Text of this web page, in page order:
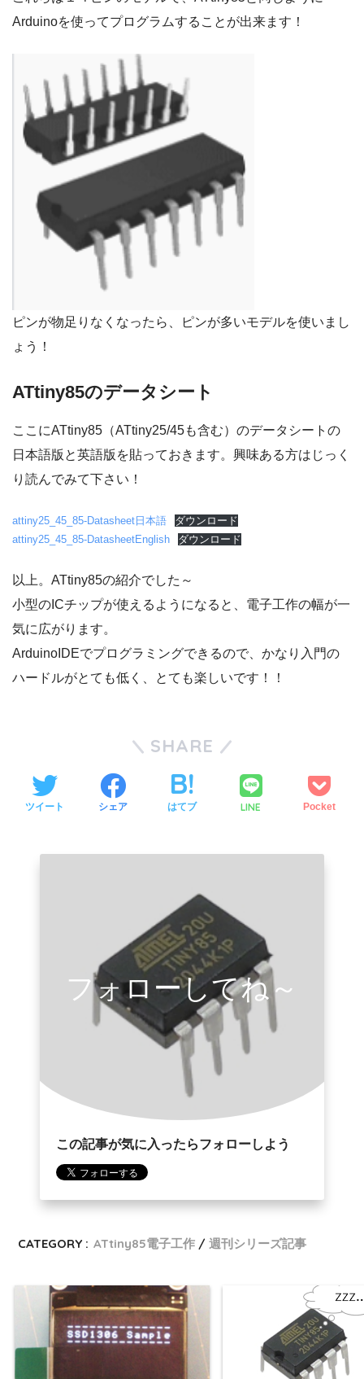
Arduinoを使ってプログラムすることが出来ます！
ピンが物足りなくなったら、ピンが多いモデルを使いまし
ょう！
ATtiny85のデータシート
ここにATtiny85（ATtiny25/45も含む）のデータシートの
日本語版と英語版を貼っておきます。興味ある方はじっく
り読んでみて下さい！
attiny25_45_85-Datasheet日本語
ダウンロード
attiny25_45_85-DatasheetEnglish
ダウンロード
以上。ATtiny85の紹介でした～
小型のICチップが使えるようになると、電子工作の幅が一
気に広がります。
ArduinoIDEでプログラミングできるので、かなり入門の
ハードルがとても低く、とても楽しいです！！
SHARE
ツイート シェア はてブ LINE Pocket
フォローしてね～
この記事が気に入ったらフォローしよう
CATEGORY : ATtiny85電子工作 週刊シリーズ記事